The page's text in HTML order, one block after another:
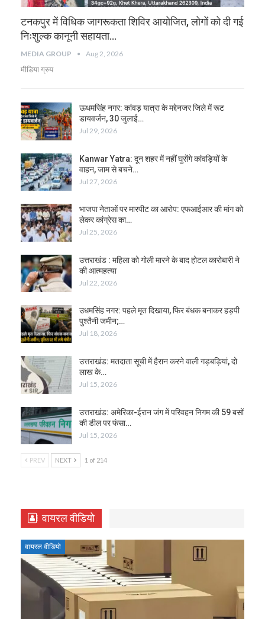
टनकपुर में विधिक जागरूकता शिविर आयोजित, लोगों को दी गई
निःशुल्क कानूनी सहायता…
MEDIA GROUP Aug 2, 2026
मीडिया ग्रुप
ऊधमसिंह नगर: कांवड़ यात्रा के मद्देनजर जिले में रूट
डायवर्जन, 30 जुलाई…
Jul 29, 2026
Kanwar Yatra: दून शहर में नहीं घुसेंगे कांवड़ियों के
वाहन, जाम से बचने…
Jul 27, 2026
भाजपा नेताओं पर मारपीट का आरोप: एफआईआर की मांग को
लेकर कांग्रेस का…
Jul 25, 2026
उत्तराखंड : महिला को गोली मारने के बाद होटल कारोबारी ने
की आत्महत्या
Jul 22, 2026
उधमसिंह नगर: पहले मृत दिखाया, फिर बंधक बनाकर हड़पी
पुश्तैनी जमीन;…
Jul 18, 2026
उत्तराखंड: मतदाता सूची में हैरान करने वाली गड़बड़ियां, दो
लाख के…
Jul 15, 2026
उत्तराखंड: अमेरिका-ईरान जंग में परिवहन निगम की 59 बसों
की डील पर फंसा…
Jul 15, 2026
PREV NEXT 1 of 214
वायरल वीडियो
वायरल वीडियो